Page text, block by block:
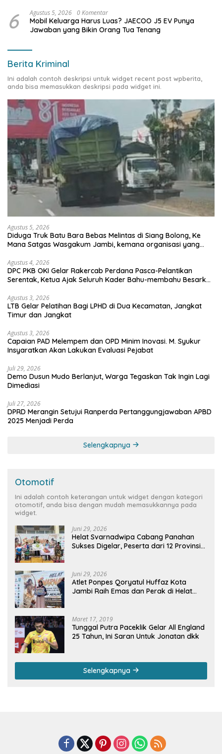
6 Agustus 5, 2026 0 Komentar
Mobil Keluarga Harus Luas? JAECOO J5 EV Punya
Jawaban yang Bikin Orang Tua Tenang
Berita Kriminal
Ini adalah contoh deskripsi untuk widget recent post wpberita,
anda bisa memasukkan deskripsi pada widget ini.
Agustus 5, 2026
Diduga Truk Batu Bara Bebas Melintas di Siang Bolong, Ke
Mana Satgas Wasgakum Jambi, kemana organisasi yang
Agustus 4, 2026
DPC PKB OKI Gelar Rakercab Perdana Pasca-Pelantikan
Serentak, Ketua Ajak Seluruh Kader Bahu-membahu Besarkan
Agustus 3, 2026
LTB Gelar Pelatihan Bagi LPHD di Dua Kecamatan, Jangkat
Timur dan Jangkat
Agustus 3, 2026
Capaian PAD Melempem dan OPD Minim Inovasi. M. Syukur
Insyaratkan Akan Lakukan Evaluasi Pejabat
Juli 29, 2026
Demo Dusun Mudo Berlanjut, Warga Tegaskan Tak Ingin Lagi
Dimediasi
Juli 27, 2026
DPRD Merangin Setujui Ranperda Pertanggungjawaban APBD
2025 Menjadi Perda
Selengkapnya
Otomotif
Ini adalah contoh keterangan untuk widget dengan kategori
otomotif, anda bisa dengan mudah memasukkannya pada
widget.
Juni 29, 2026
Helat Svarnadwipa Cabang Panahan
Sukses Digelar, Peserta dari 12 Provinsi
Juni 29, 2026
Atlet Ponpes Qoryatul Huffaz Kota
Jambi Raih Emas dan Perak di Helat
Maret 17, 2019
Tunggal Putra Paceklik Gelar All England
25 Tahun, Ini Saran Untuk Jonatan dkk
Selengkapnya